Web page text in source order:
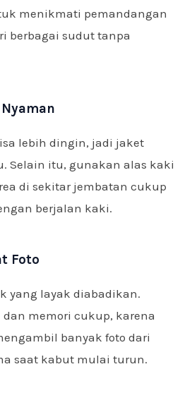
menikmati pemandangan
berbagai sudut tanpa
lebih dingin, jadi jaket
Selain itu, gunakan alas kaki
di sekitar jembatan cukup
berjalan kaki.
Foto
yang layak diabadikan.
memori cukup, karena
banyak foto dari
saat kabut mulai turun.